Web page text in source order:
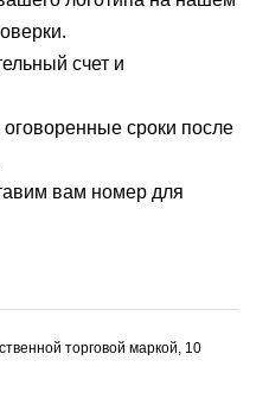
счет и
сроки после
вам номер для